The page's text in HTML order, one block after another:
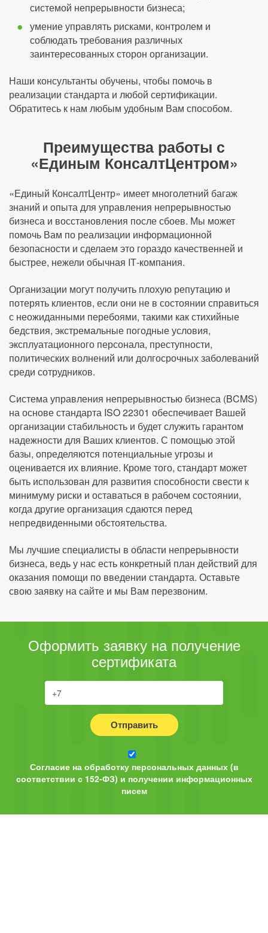
системой непрерывности бизнеса;
умение управлять рисками, контролем и
соблюдать требования различных
заинтересованных сторон организации.
Наши консультанты обучены, чтобы помочь в
реализации стандарта и любой сертификации.
Обратитесь к нам любым удобным Вам способом.
Преимущества работы с
«Единым КонсалтЦентром»
«Единый КонсалтЦентр» имеет многолетний багаж
знаний и опыта для управления непрерывностью
бизнеса и восстановления после сбоев. Мы может
помочь Вам по реализации информационной
безопасности и сделаем это гораздо качественней и
быстрее, нежели обычная IТ-компания.
Организации могут получить плохую репутацию и
потерять клиентов, если они не в состоянии справиться
с неожиданными перебоями, такими как стихийные
бедствия, экстремальные погодные условия,
эксплуатационного персонала, преступности,
политических волнений или долгосрочных заболеваний
среди сотрудников.
Система управления непрерывностью бизнеса (BCMS)
на основе стандарта ISO 22301 обеспечивает Вашей
организации стабильность и будет служить гарантом
надежности для Ваших клиентов. С помощью этой
базы, определяются потенциальные угрозы и
оценивается их влияние. Кроме того, стандарт может
быть использован для развития способности свести к
минимуму риски и оставаться в рабочем состоянии,
когда другие организация сдаются перед
непредвиденными обстоятельства.
Мы лучшие специалисты в области непрерывности
бизнеса, ведь у нас есть конкретный план действий для
оказания помощи по введении стандарта. Оставьте
свою заявку на сайте и мы Вам перезвоним.
Оформить заявку на получение
сертификата
Отправить
Согласие на обработку персональных данных (в
соответствии с 152-ФЗ) и получении информационных
писем